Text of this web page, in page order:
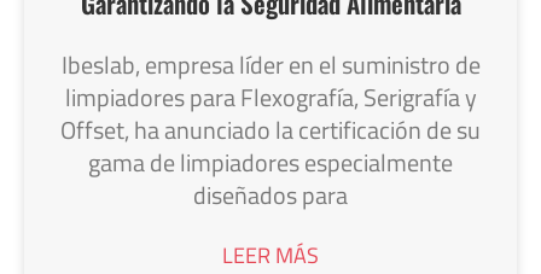
Ibeslab, empresa líder en el suministro de
limpiadores para Flexografía, Serigrafía y
Offset, ha anunciado la certificación de su
gama de limpiadores especialmente
diseñados para
LEER MÁS